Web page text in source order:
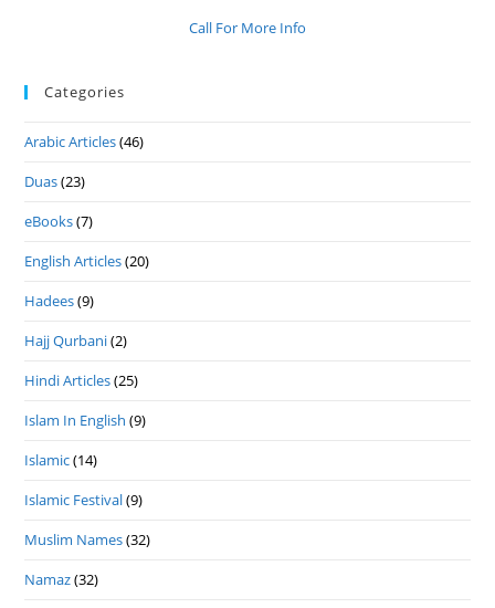
Call For More Info
Categories
Arabic Articles(46)
Duas(23)
eBooks(7)
English Articles(20)
Hadees(9)
Hajj Qurbani(2)
Hindi Articles(25)
Islam In English (9)
Islamic(14)
Islamic Festival(9)
Muslim Names(32)
Namaz(32)